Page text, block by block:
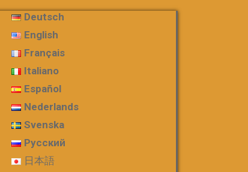
Deutsch
English
Français
Italiano
Español
Nederlands
Svenska
Русский
日本語